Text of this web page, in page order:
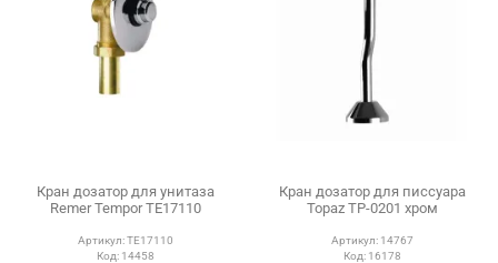
Кран дозатор для унитаза
Remer Tempor TE17110
Артикул:TE17110
Код: 14458
Кран дозатор для писсуара
Topaz TP-0201 хром
Артикул: 14767
Код: 16178